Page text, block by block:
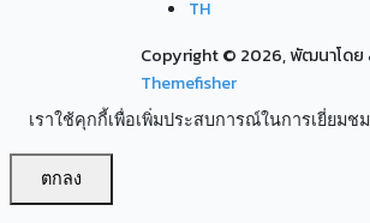
TH
Copyright © 2026, พัฒนาโดย
Themefisher
เราใช้คุกกี้เพื่อเพิ่มประสบการณ์ในการเยี่ย
ตกลง